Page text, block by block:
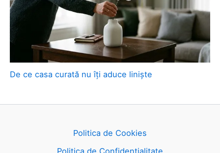
De ce casa curată nu îți aduce liniște
Politica de Cookies
Politica de Confidențialitate